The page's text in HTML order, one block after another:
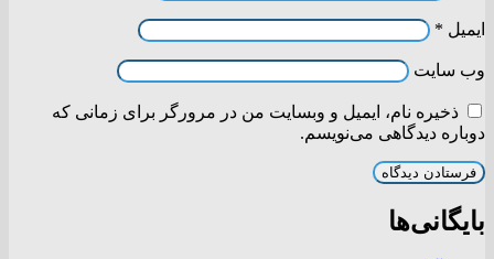
ایمیل *
وب‌ سایت
ذخیره نام، ایمیل و وبسایت من در مرورگر برای زمانی که
دوباره دیدگاهی می‌نویسم.
بایگانی‌ها